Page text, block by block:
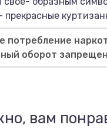
прекрасные
потребление
оборот
вам